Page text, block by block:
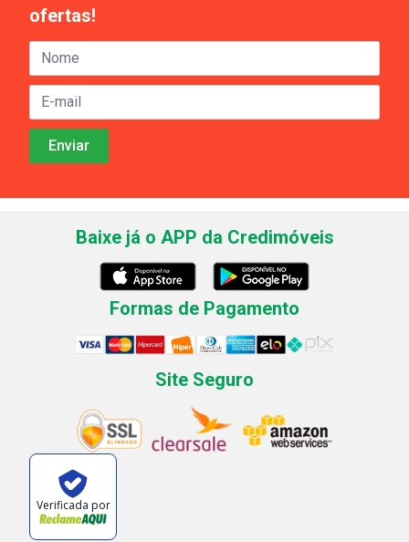
ofertas!
Baixe já o APP da Credimóveis
Formas de Pagamento
Site Seguro
Verificada por